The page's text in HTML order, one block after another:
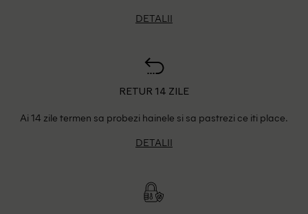
DETALII
RETUR 14 ZILE
Ai 14 zile termen sa probezi hainele si sa pastrezi ce iti place.
DETALII